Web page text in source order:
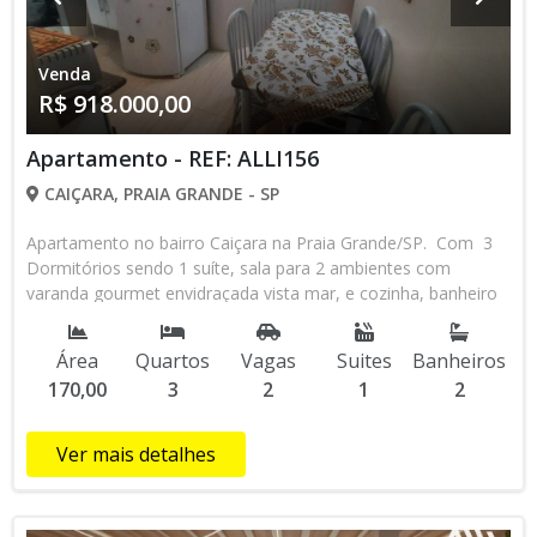
#boqueiraopg #praiagrandesp #praiagrandespbrasil
#altopadrão #ApartamentoDosSonhos #apartamentoavenda
#apartamentoparaalugar #ApartamentoNovo
#sonhosrealizados #SonhosQueSeRealizam
#SonhosQueSeTornamRealidade #invetirnapraia
#praiagrandesp #imobliariaempraiagrande #litotalsp
#morarbem #apartamentonapraia #praiagrandetupi
#imoveisalliimoveis @alliimoveis
Venda
R$ 918.000,00
Apartamento - REF: ALLI156
CAIÇARA, PRAIA GRANDE - SP
Apartamento no bairro Caiçara na Praia Grande/SP. Com 3
Dormitórios sendo 1 suíte, sala para 2 ambientes com
varanda gourmet envidraçada vista mar, e cozinha, banheiro
social, área de serviço. 2 vagas de garage demarcada e
coberta. Lazer: salão de festas, salão de jogos, sauna,
brinquedoteca, piscina. Localizado á 100 metros da Parai,
Próximo da Feirinha do Caiçara, Padarias Canasvieira e Bela
de Pagamento: Á Vista ou Financiamento Bancário. Agende
sua visita com um dos nossos corretores através do
Área
170,00
Quartos
3
Vagas
2
Suites
1
Banheiros
2
Ver mais detalhes